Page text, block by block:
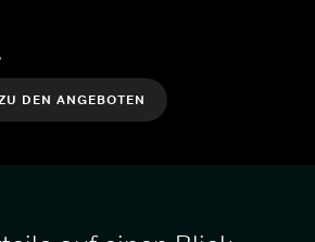
DEN ANGEBOTEN